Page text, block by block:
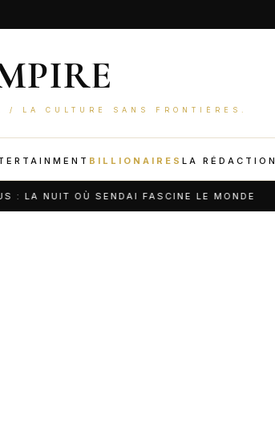
/ LA CULTURE SANS FRONTIÈRES.
BILLIONAIRES LA RÉDACTION
NUIT OÙ SENDAI FASCINE LE MONDE